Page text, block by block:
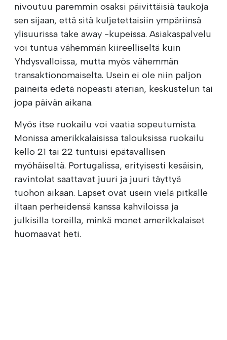
nivoutuu paremmin osaksi päivittäisiä taukoja
sen sijaan, että sitä kuljetettaisiin ympäriinsä
ylisuurissa take away -kupeissa. Asiakaspalvelu
voi tuntua vähemmän kiireelliseltä kuin
Yhdysvalloissa, mutta myös vähemmän
transaktionomaiselta. Usein ei ole niin paljon
paineita edetä nopeasti aterian, keskustelun tai
jopa päivän aikana.
Myös itse ruokailu voi vaatia sopeutumista.
Monissa amerikkalaisissa talouksissa ruokailu
kello 21 tai 22 tuntuisi epätavallisen
myöhäiseltä. Portugalissa, erityisesti kesäisin,
ravintolat saattavat juuri ja juuri täyttyä
tuohon aikaan. Lapset ovat usein vielä pitkälle
iltaan perheidensä kanssa kahviloissa ja
julkisilla toreilla, minkä monet amerikkalaiset
huomaavat heti.